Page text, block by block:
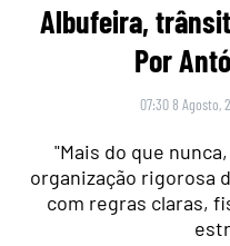
Albufeira,
Por
07:30 8 Agosto,
"Mais do que
organização rigorosa
com regras claras,